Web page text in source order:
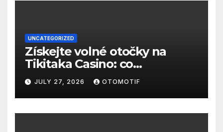
UNCATEGORIZED
Získejte volné otočky na
Tikitaka Casino: co
potřebujete vědět
JULY 27, 2026 OTOMOTIF